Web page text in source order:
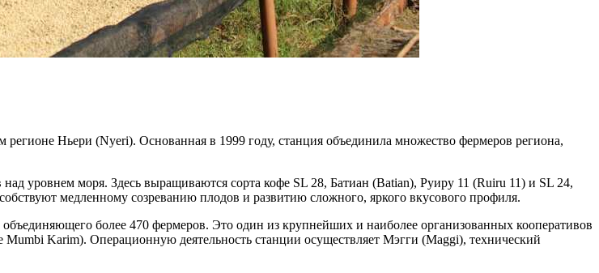
Ньери (Nyeri). Основанная в 1999 году, станция объединила множество фермеров региона,
уровнем моря. Здесь выращиваются сорта кофе SL 28, Батиан (Batian), Руиру 11 (Ruiru 11) и SL 24,
медленному созреванию плодов и развитию сложного, яркого вкусового профиля.
более 470 фермеров. Это один из крупнейших и наиболее организованных кооперативов
Karim). Операционную деятельность станции осуществляет Мэгги (Maggi), технический